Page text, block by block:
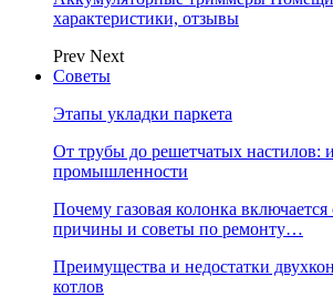
характеристики, отзывы
Prev Next
Советы
Этапы укладки паркета
От трубы до решетчатых настилов:
промышленности
Почему газовая колонка
причины и советы по ремонту…
Преимущества и недостатки
котлов